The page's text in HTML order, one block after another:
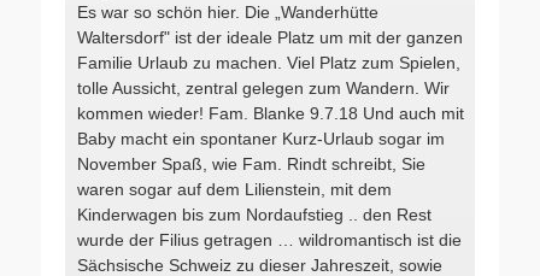
Es war so schön hier. Die „Wanderhütte
Waltersdorf" ist der ideale Platz um mit der ganzen
Familie Urlaub zu machen. Viel Platz zum Spielen,
tolle Aussicht, zentral gelegen zum Wandern. Wir
kommen wieder! Fam. Blanke 9.7.18 Und auch mit
Baby macht ein spontaner Kurz-Urlaub sogar im
November Spaß, wie Fam. Rindt schreibt, Sie
waren sogar auf dem Lilienstein, mit dem
Kinderwagen bis zum Nordaufstieg .. den Rest
wurde der Filius getragen … wildromantisch ist die
Sächsische Schweiz zu dieser Jahreszeit, sowie